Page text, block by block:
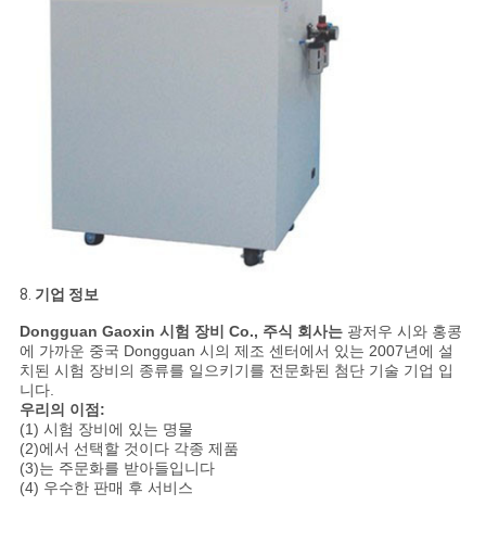
8. 기업 정보
Dongguan Gaoxin 시험 장비 Co., 주식 회사는광저우 시와 홍콩
에 가까운 중국 Dongguan 시의 제조 센터에서 있는 2007년에 설
치된 시험 장비의 종류를 일으키기를 전문화된 첨단 기술 기업 입
니다.
우리의 이점:
(1) 시험 장비에 있는 명물
(2)에서 선택할 것이다 각종 제품
(3)는 주문화를 받아들입니다
(4) 우수한 판매 후 서비스